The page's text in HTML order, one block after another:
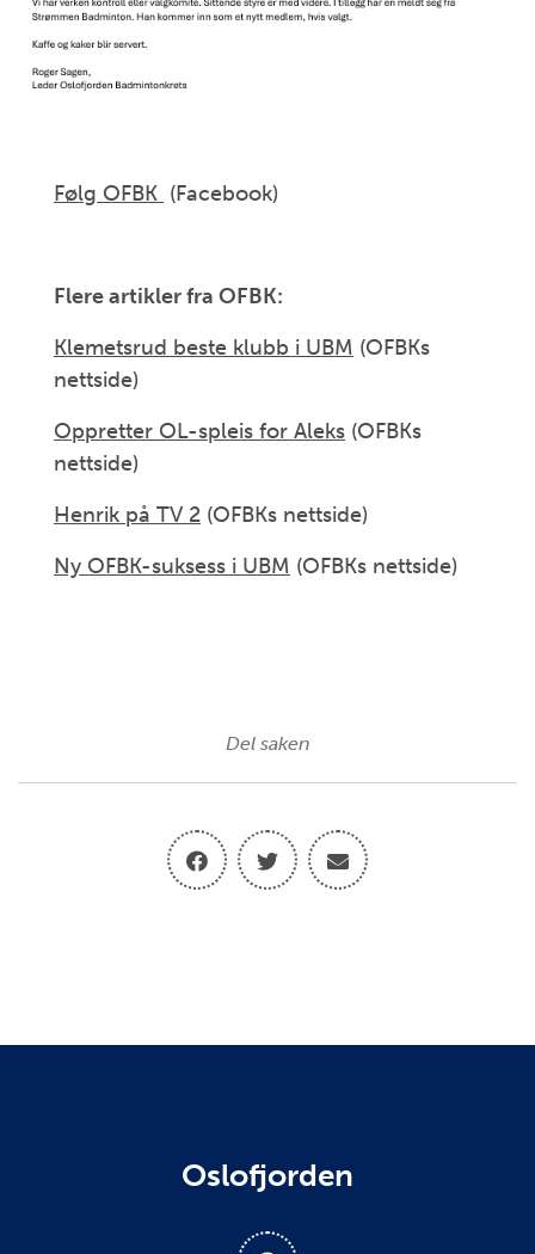
Følg OFBK (Facebook)
Flere artikler fra OFBK:
Klemetsrud beste klubb i UBM (OFBKs
nettside)
Oppretter OL-spleis for Aleks (OFBKs
nettside)
Henrik på TV 2 (OFBKs nettside)
Ny OFBK-suksess i UBM (OFBKs nettside)
Del saken
Oslofjorden